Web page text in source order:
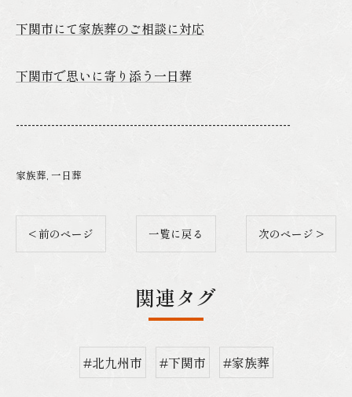
下関市にて家族葬のご相談に対応
下関市で思いに寄り添う一日葬
----------------------------------------------------------------------
家族葬 一日葬
< 前のページ 一覧に戻る 次のページ >
関連タグ
#北九州市 #下関市 #家族葬